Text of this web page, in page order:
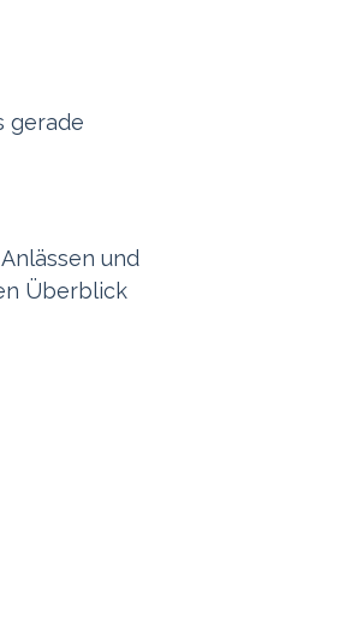
gerade
und
Überblick